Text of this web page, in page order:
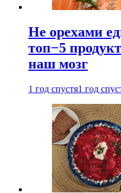
Не орехами
топ−5
наш мозг
1 год спустя1 год